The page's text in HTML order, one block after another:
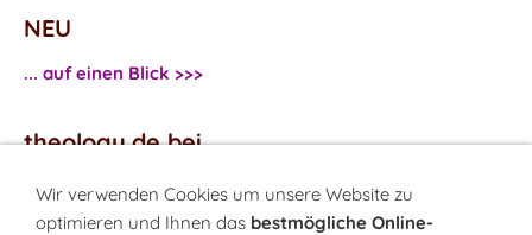
NEU
... auf einen Blick >>>
theology.de bei
...Facebook
...Twitter
Wir verwenden Cookies um unsere Website zu
optimieren und Ihnen das bestmögliche Online-